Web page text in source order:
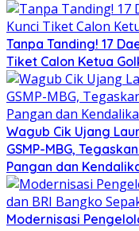
Tanpa Tanding! 17
Tiket Calon Ketua
Wagub Cik Ujang
GSMP-MBG,
Pangan dan
Modernisasi